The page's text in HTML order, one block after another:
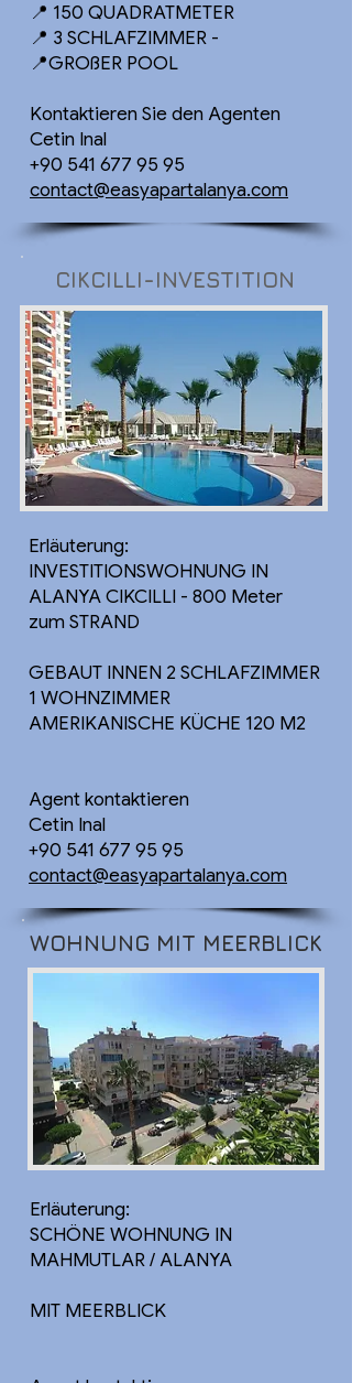
📍 150 QUADRATMETER
📍 3 SCHLAFZIMMER -
📍GROßER POOL
Kontaktieren Sie den Agenten
Cetin Inal
+90 541 677 95 95
contact@easyapartalanya.com
CIKCILLI-INVESTITION
Erläuterung:
INVESTITIONSWOHNUNG IN
ALANYA CIKCILLI - 800 Meter
zum STRAND
GEBAUT INNEN 2 SCHLAFZIMMER
1 WOHNZIMMER
AMERIKANISCHE KÜCHE 120 M2
Agent kontaktieren
Cetin Inal
+90 541 677 95 95
contact@easyapartalanya.com
WOHNUNG MIT MEERBLICK
Erläuterung:
SCHÖNE WOHNUNG IN
MAHMUTLAR / ALANYA
MIT MEERBLICK